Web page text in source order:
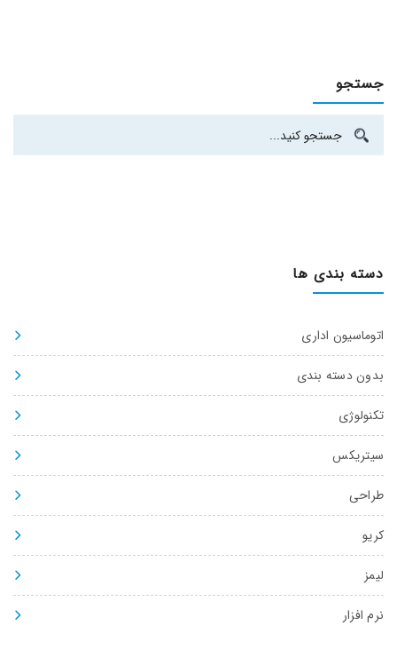
جستجو
دسته بندی ها
اتوماسیون اداری
بدون دسته بندی
تکنولوژی
سیتریکس
طراحی
کریو
لیمز
نرم افزار